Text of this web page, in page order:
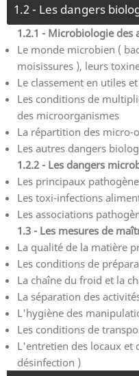
1.2 - Les dangers
1.2.1 - Microbiologie des
Le monde microbien (
moisissures ), leurs
Le classement en utiles
Les conditions de
des microorganismes
La répartition des micro-
Les autres dangers
1.2.2 - Les dangers
Les principaux
Les toxi-infections
Les associations
1.3 - Les mesures de
La qualité de la matière
Les conditions de
La chaîne du froid et la
La séparation des
L'hygiène des
Les conditions de
L'entretien des locaux et
désinfection )